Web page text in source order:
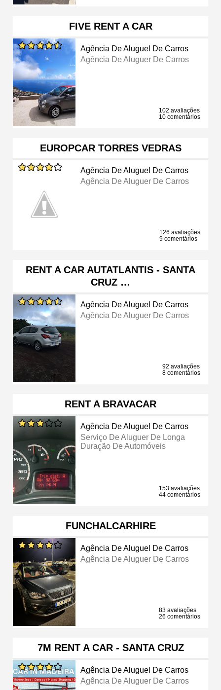
FIVE RENT A CAR
Agência De Aluguel De Carros
Agência De Aluguer De Carros
102 avaliações
10 comentários
EUROPCAR TORRES VEDRAS
Agência De Aluguel De Carros
Agência De Aluguer De Carros
126 avaliações
9 comentários
RENT A CAR AUTATLANTIS - SANTA
CRUZ …
Agência De Aluguel De Carros
Agência De Aluguer De Carros
92 avaliações
8 comentários
RENT A BRAVACAR
Agência De Aluguel De Carros
Serviço De Aluguer De Longa
Duração De Automóveis
153 avaliações
44 comentários
FUNCHALCARHIRE
Agência De Aluguel De Carros
Agência De Aluguer De Carros
83 avaliações
26 comentários
7M RENT A CAR - SANTA CRUZ
Agência De Aluguel De Carros
Agência De Aluguer De Carros